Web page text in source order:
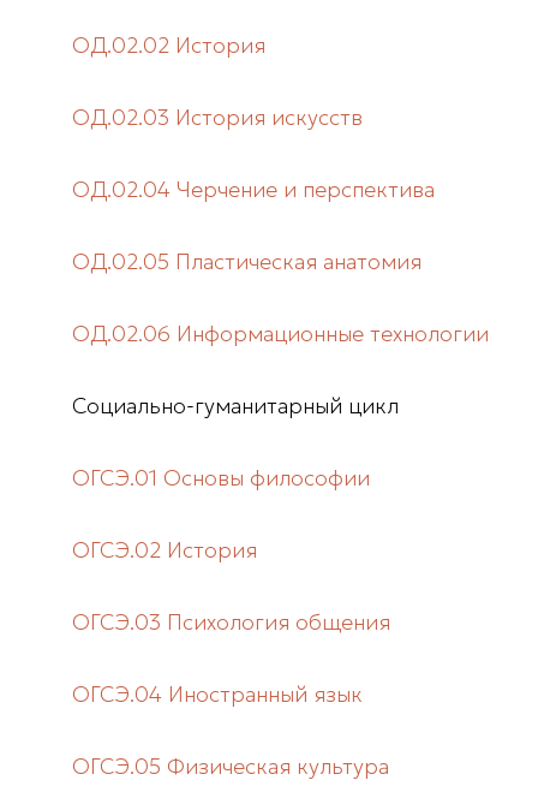
ОД.02.02 История
ОД.02.03 История искусств
ОД.02.04 Черчение и перспектива
ОД.02.05 Пластическая анатомия
ОД.02.06 Информационные технологии
Социально-гуманитарный цикл
ОГСЭ.01 Основы философии
ОГСЭ.02 История
ОГСЭ.03 Психология общения
ОГСЭ.04 Иностранный язык
ОГСЭ.05 Физическая культура